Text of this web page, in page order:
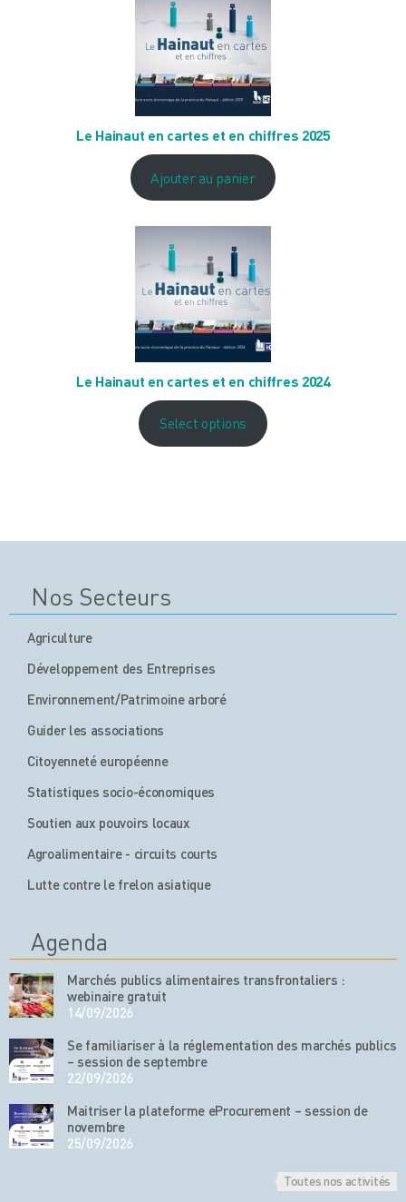
Le Hainaut en cartes et en chiffres 2025
Ajouter au panier
Le Hainaut en cartes et en chiffres 2024
Select options
Nos Secteurs
Agriculture
Développement des Entreprises
Environnement/Patrimoine arboré
Guider les associations
Citoyenneté européenne
Statistiques socio-économiques
Soutien aux pouvoirs locaux
Agroalimentaire - circuits courts
Lutte contre le frelon asiatique
Agenda
Marchés publics alimentaires transfrontaliers :
webinaire gratuit
14/09/2026
Se familiariser à la réglementation des marchés publics
– session de septembre
22/09/2026
Maitriser la plateforme eProcurement – session de
novembre
25/09/2026
Toutes nos activités